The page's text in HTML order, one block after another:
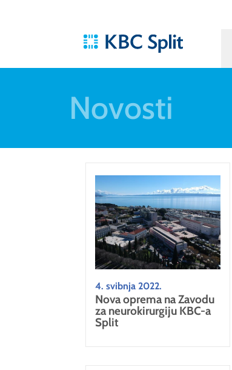
Novosti
4. svibnja 2022.
Nova oprema na Zavodu
za neurokirurgiju KBC-a
Split